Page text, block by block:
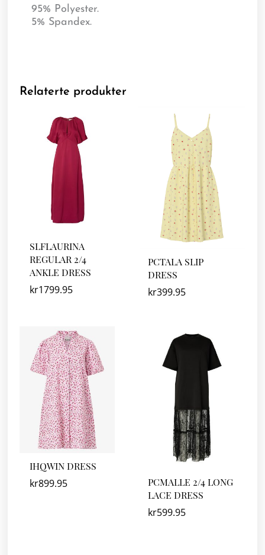
95% Polyester.
5% Spandex.
Relaterte produkter
SLFLAURINA
REGULAR 2/4
ANKLE DRESS
kr1799.95
PCTALA SLIP
DRESS
kr399.95
IHQWIN DRESS
kr899.95
PCMALLE 2/4 LONG
LACE DRESS
kr599.95